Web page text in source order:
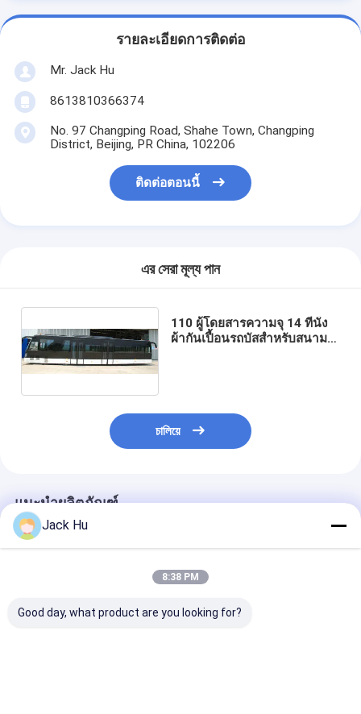
รายละเอียดการติดต่อ
Mr. Jack Hu
8613810366374
No. 97 Changping Road, Shahe Town, Changping
District, Beijing, PR China, 102206
ติดต่อตอนนี้
এর সেরা মূল্য পান
110 ผู้โดยสารความจุ 14 ที่นั่ง
ผ้ากันเปื้อนรถบัสสำหรับสนาม
চালিয়ে
แนะนำผลิตภัณฑ์
Jack Hu
8:38 PM
Good day, what product are you looking for?